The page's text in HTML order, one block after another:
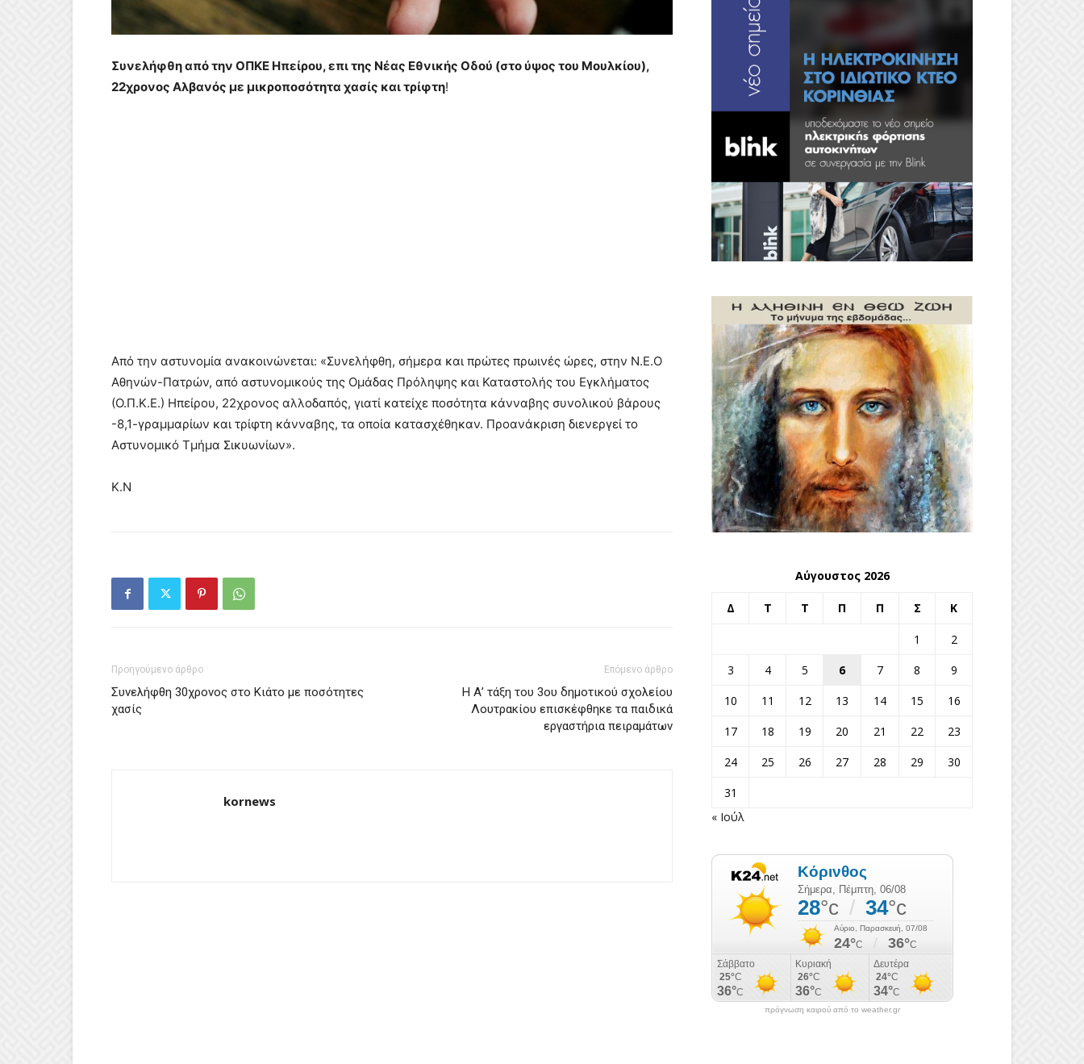
Συνελήφθη από την ΟΠΚΕ Ηπείρου, επι της Νέας Εθνικής Οδού (στο ύψος του Μουλκίου),
22χρονος Αλβανός με μικροποσότητα χασίς και τρίφτη!
Από την αστυνομία ανακοινώνεται: «Συνελήφθη, σήμερα και πρώτες πρωινές ώρες, στην Ν.Ε.Ο
Αθηνών-Πατρών, από αστυνομικούς της Ομάδας Πρόληψης και Καταστολής του Εγκλήματος
(Ο.Π.Κ.Ε.) Ηπείρου, 22χρονος αλλοδαπός, γιατί κατείχε ποσότητα κάνναβης συνολικού βάρους
-8,1-γραμμαρίων και τρίφτη κάνναβης, τα οποία κατασχέθηκαν. Προανάκριση διενεργεί το
Αστυνομικό Τμήμα Σικυωνίων».
Κ.Ν
Προηγούμενο άρθρο
Συνελήφθη 30χρονος στο Κιάτο με ποσότητες
χασίς
Επόμενο άρθρο
Η Α’ τάξη του 3ου δημοτικού σχολείου
Λουτρακίου επισκέφθηκε τα παιδικά
εργαστήρια πειραμάτων
kornews
Αύγουστος 2026
Δ Τ Τ Π Π Σ Κ
1
2
3
4 5 6 7 8
9
10
11 12 13 14 15
16
17
18 19 20 21 22
23
24
25 26 27 28 29
30
31
« Ιούλ
πρόγνωση καιρού από το weather.gr